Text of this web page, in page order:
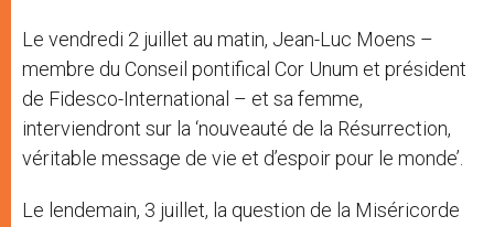
Le vendredi 2 juillet au matin, Jean-Luc Moens –
membre du Conseil pontifical Cor Unum et président
de Fidesco-International – et sa femme,
interviendront sur la ‘nouveauté de la Résurrection,
véritable message de vie et d’espoir pour le monde’.
Le lendemain, 3 juillet, la question de la Miséricorde